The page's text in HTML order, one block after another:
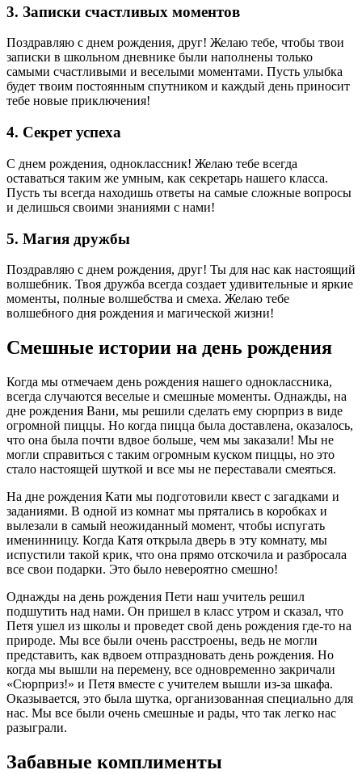
3. Записки счастливых моментов
Поздравляю с днем рождения, друг! Желаю тебе, чтобы твои
записки в школьном дневнике были наполнены только
самыми счастливыми и веселыми моментами. Пусть улыбка
будет твоим постоянным спутником и каждый день приносит
тебе новые приключения!
4. Секрет успеха
С днем рождения, одноклассник! Желаю тебе всегда
оставаться таким же умным, как секретарь нашего класса.
Пусть ты всегда находишь ответы на самые сложные вопросы
и делишься своими знаниями с нами!
5. Магия дружбы
Поздравляю с днем рождения, друг! Ты для нас как настоящий
волшебник. Твоя дружба всегда создает удивительные и яркие
моменты, полные волшебства и смеха. Желаю тебе
волшебного дня рождения и магической жизни!
Смешные истории на день рождения
Когда мы отмечаем день рождения нашего одноклассника,
всегда случаются веселые и смешные моменты. Однажды, на
дне рождения Вани, мы решили сделать ему сюрприз в виде
огромной пиццы. Но когда пицца была доставлена, оказалось,
что она была почти вдвое больше, чем мы заказали! Мы не
могли справиться с таким огромным куском пиццы, но это
стало настоящей шуткой и все мы не переставали смеяться.
На дне рождения Кати мы подготовили квест с загадками и
заданиями. В одной из комнат мы прятались в коробках и
вылезали в самый неожиданный момент, чтобы испугать
именинницу. Когда Катя открыла дверь в эту комнату, мы
испустили такой крик, что она прямо отскочила и разбросала
все свои подарки. Это было невероятно смешно!
Однажды на день рождения Пети наш учитель решил
подшутить над нами. Он пришел в класс утром и сказал, что
Петя ушел из школы и проведет свой день рождения где-то на
природе. Мы все были очень расстроены, ведь не могли
представить, как вдвоем отпраздновать день рождения. Но
когда мы вышли на перемену, все одновременно закричали
«Сюрприз!» и Петя вместе с учителем вышли из-за шкафа.
Оказывается, это была шутка, организованная специально для
нас. Мы все были очень смешные и рады, что так легко нас
разыграли.
Забавные комплименты